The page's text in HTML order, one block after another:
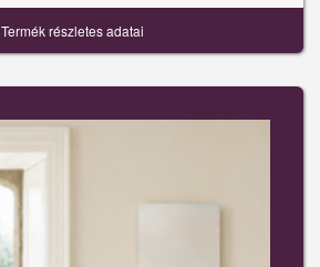
Termék részletes adatai